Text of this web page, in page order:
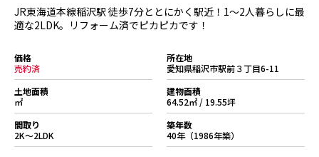
JR東海道本線稲沢駅 徒歩7分ととにかく駅近！1〜2人暮らしに最
適な2LDK。リフォーム済でピカピカです！
価格
売約済
所在地
愛知県稲沢市駅前３丁目6-11
土地面積
㎡
建物面積
64.52㎡ / 19.55坪
間取り
2K～2LDK
築年数
40年（1986年築）